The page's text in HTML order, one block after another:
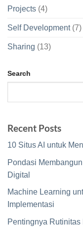
Projects (4)
Self Development(7)
Sharing (13)
Search
Recent Posts
10 Situs AI untuk
Pondasi
Digital
Machine Learning
Implementasi
Pentingnya